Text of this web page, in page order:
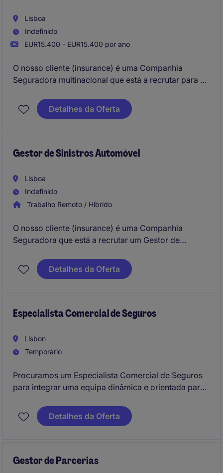
Lisboa
Indefinido
EUR15.400 - EUR15.400 por ano
O nosso cliente (insurance) é uma Companhia
Seguradora multinacional que está a recrutar para a
Assistente Telefónico Inbound - Sinistros.
Detalhes da Oferta
Gestor de Sinistros Automóvel
Lisboa
Indefinido
Trabalho Remoto / Híbrido
O nosso cliente (insurance) é uma Companhia
Seguradora que está a recrutar um Gestor de
Lisboa (Lisbon). Irá assegurar a gestão integral de
processos de sinistros automóvel, garantindo uma
e/ou protocolar aplicável.
Detalhes da Oferta
Especialista Comercial de Seguros
Lisbon
Temporário
Procuramos um Especialista Comercial de Seguros
para integrar uma equipa dinâmica e orientada para
prospeção de mercado, identificação de
oportunidades comerciais, apresentação de
do negócio.
Detalhes da Oferta
Gestor de Parcerias